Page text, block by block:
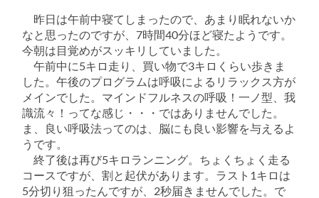
昨日は午前中寝てしまったので、あまり眠れないか
なと思ったのですが、7時間40分ほど寝たようです。
今朝は目覚めがスッキリしていました。
午前中に5キロ走り、買い物で3キロくらい歩きま
した。午後のプログラムは呼吸によるリラックス方が
メインでした。マインドフルネスの呼吸！一ノ型、我
識流々！ってな感じ・・・ではありませんでした。
ま、良い呼吸法ってのは、脳にも良い影響を与えるよ
うです。
終了後は再び5キロランニング。ちょくちょく走る
コースですが、割と起伏があります。ラスト1キロは
5分切り狙ったんですが、2秒届きませんでした。で